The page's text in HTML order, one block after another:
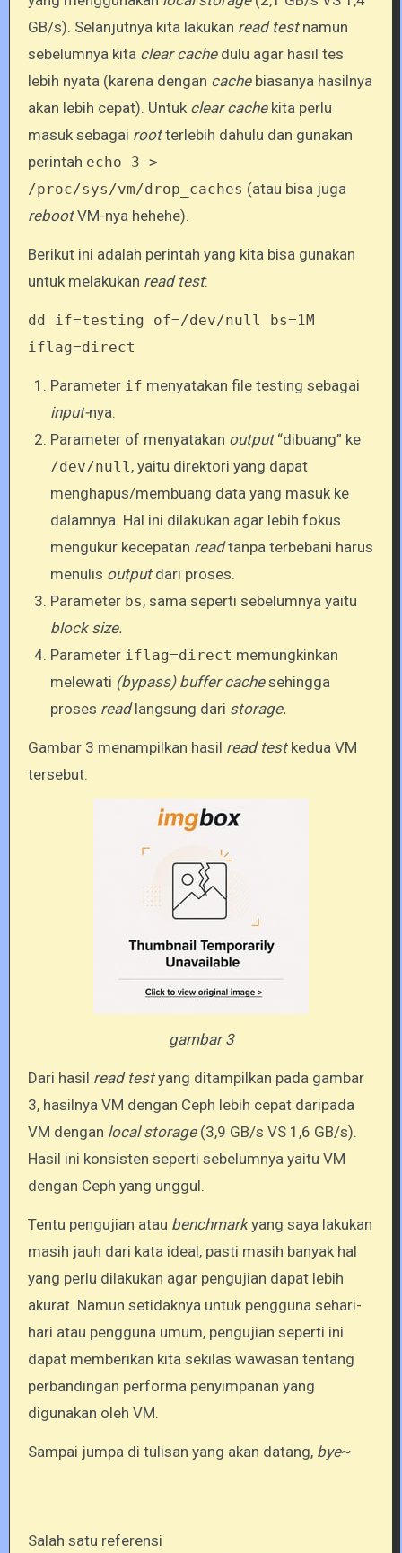
GB/s). Selanjutnya kita lakukan read test namun
sebelumnya kita clear cache dulu agar hasil tes
lebih nyata (karena dengan cache biasanya hasilnya
akan lebih cepat). Untuk clear cache kita perlu
masuk sebagai rootterlebih dahulu dan gunakan
perintah echo 3 >
/proc/sys/vm/drop_caches (atau bisa juga
rebootVM-nya hehehe).
Berikut ini adalah perintah yang kita bisa gunakan
untuk melakukan read test:
dd if=testing of=/dev/null bs=1M
iflag=direct
Parameter if menyatakan file testing sebagai
input-nya.
Parameter of menyatakan output “dibuang” ke
/dev/null , yaitu direktori yang dapat
menghapus/membuang data yang masuk ke
dalamnya. Hal ini dilakukan agar lebih fokus
mengukur kecepatan readtanpa terbebani harus
menulis output dari proses.
Parameter bs, sama seperti sebelumnya yaitu
block size.
Parameter iflag=direct memungkinkan
melewati (bypass) buffer cachesehingga
proses readlangsung dari storage.
Gambar 3 menampilkan hasil read test kedua VM
tersebut.
gambar 3
Dari hasil read testyang ditampilkan pada gambar
3, hasilnya VM dengan Ceph lebih cepat daripada
VM dengan local storage (3,9 GB/s VS 1,6 GB/s).
Hasil ini konsisten seperti sebelumnya yaitu VM
dengan Ceph yang unggul.
Tentu pengujian atau benchmarkyang saya lakukan
masih jauh dari kata ideal, pasti masih banyak hal
yang perlu dilakukan agar pengujian dapat lebih
akurat. Namun setidaknya untuk pengguna sehari-
hari atau pengguna umum, pengujian seperti ini
dapat memberikan kita sekilas wawasan tentang
perbandingan performa penyimpanan yang
digunakan oleh VM.
Sampai jumpa di tulisan yang akan datang, bye~
Salah satu referensi